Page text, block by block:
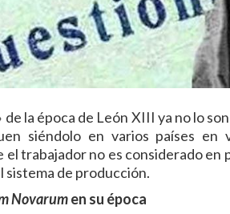
de la época de León XIII ya no lo
siéndolo en varios países
el trabajador no es considerado
sistema de producción.
Novarumen su época